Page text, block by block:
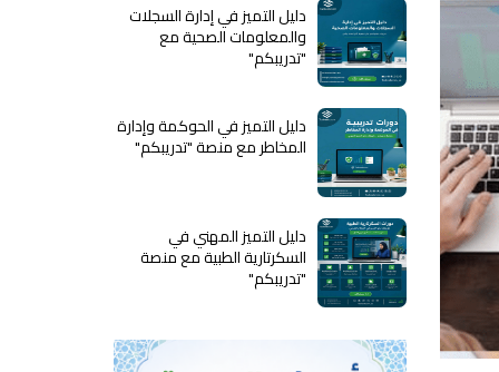
دليل التميز في إدارة السجلات
والمعلومات الصحية مع
"تدريبكم"
دليل التميز في الحوكمة وإدارة
المخاطر مع منصة "تدريبكم"
دليل التميز المهني في
السكرتارية الطبية مع منصة
"تدريبكم"